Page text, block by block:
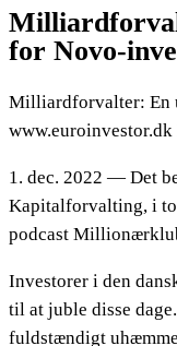
for Novo-
Milliardforvalter: En
1. dec. 2022 — Det
Kapitalforvalting, i
podcast
Investorer i den
til at juble disse
fuldstændigt